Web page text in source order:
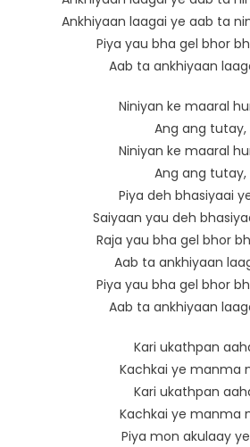
Ankhiyaan laagai ye aab ta
Piya yau bha gel bhor
Aab ta ankhiyaan
Niniyan ke maaral
Ang ang tutay,
Niniyan ke maaral
Ang ang tutay,
Piya deh bhasiyaai
Saiyaan yau deh
Raja yau bha gel bhor
Aab ta ankhiyaan
Piya yau bha gel bhor
Aab ta ankhiyaan
Kari ukathpan
Kachkai ye manma
Kari ukathpan
Kachkai ye manma
Piya mon akulaay